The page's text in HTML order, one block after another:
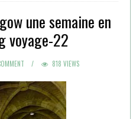
une semaine en
voyage-22
818 VIEWS